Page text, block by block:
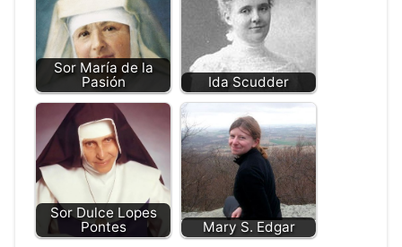
Sor María de la
Pasión
Ida Scudder
Sor Dulce Lopes
Pontes
Mary S. Edgar